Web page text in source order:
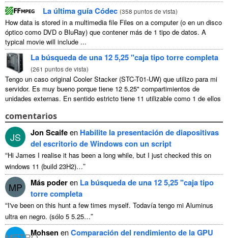
La última guía Códec (358 puntos de vista)
How data is stored in a multimedia file Files on a computer(o en un disco
óptico como DVD o BluRay) que contener más de 1 tipo de datos. A
typical movie will include ...
La búsqueda de una 12 5,25 "caja tipo torre completa
(261 puntos de vista)
Tengo un caso original Cooler Stacker (STC-T01-UW) que utilizo para mi
servidor. Es muy bueno porque tiene 12 5.25" compartimientos de
unidades externas. En sentido estricto tiene 11 utilizable como 1 de ellos
comentarios
JS Jon Scaifeen Habilite la presentación de diapositivas
del escritorio de Windows con un script
“Hi James I realise it has been a long while, but I just checked this on
windows 11 (build 23H2)…”
MP Más poderen La búsqueda de una 12 5,25 "caja tipo
torre completa
“I've been on this hunt a few times myself. Todavía tengo mi Aluminus
ultra en negro. (sólo 5 5.25…”
Mohsen enComparación del rendimiento de la GPU